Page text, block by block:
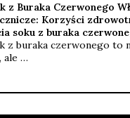
z Buraka Czerwonego
Korzyści
soku z buraka
z buraka czerwonego to
ale …